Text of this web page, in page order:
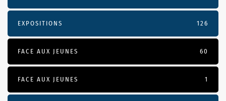
EXPOSITIONS 126
FACE AUX JEUNES 60
FACE AUX JEUNES 1